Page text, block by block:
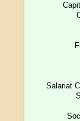
Salariat